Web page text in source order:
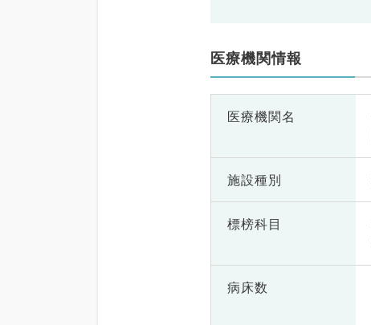
医療機関情報
医療機関名
施設種別
標榜科目
病床数